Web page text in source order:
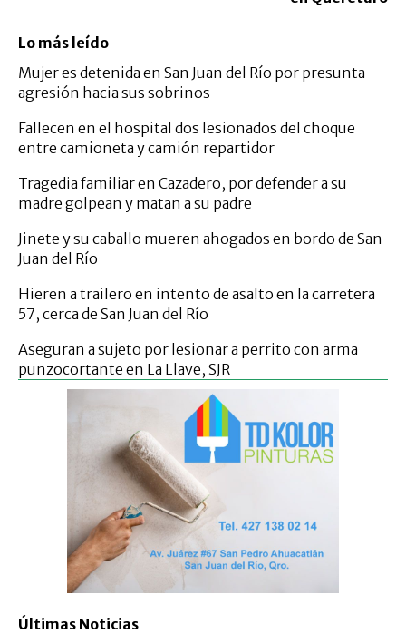
Lo más leído
Mujer es detenida en San Juan del Río por presunta
agresión hacia sus sobrinos
Fallecen en el hospital dos lesionados del choque
entre camioneta y camión repartidor
Tragedia familiar en Cazadero, por defender a su
madre golpean y matan a su padre
Jinete y su caballo mueren ahogados en bordo de San
Juan del Río
Hieren a trailero en intento de asalto en la carretera
57, cerca de San Juan del Río
Aseguran a sujeto por lesionar a perrito con arma
punzocortante en La Llave, SJR
Últimas Noticias